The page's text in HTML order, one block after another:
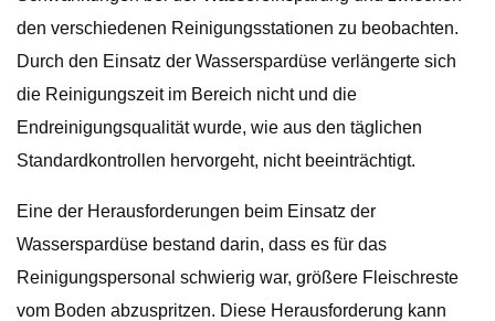
den verschiedenen Reinigungsstationen zu beobachten.
Durch den Einsatz der Wasserspardüse verlängerte sich
die Reinigungszeit im Bereich nicht und die
Endreinigungsqualität wurde, wie aus den täglichen
Standardkontrollen hervorgeht, nicht beeinträchtigt.
Eine der Herausforderungen beim Einsatz der
Wasserspardüse bestand darin, dass es für das
Reinigungspersonal schwierig war, größere Fleischreste
vom Boden abzuspritzen. Diese Herausforderung kann